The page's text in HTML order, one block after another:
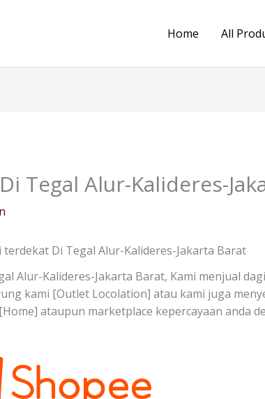
Home All
Tegal Alur-Kalideres-
terdekat Di Tegal Alur-Kalideres-Jakarta Barat
Alur-Kalideres-Jakarta Barat, Kami menjual
kami [Outlet Locolation] atau kami juga
ataupun marketplace kepercayaan anda